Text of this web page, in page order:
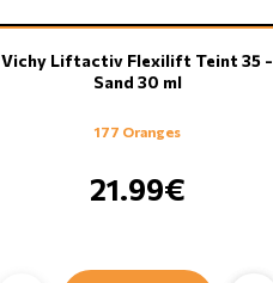
Vichy Liftactiv Flexilift Teint 35 -
Sand 30 ml
177 Oranges
21.99€